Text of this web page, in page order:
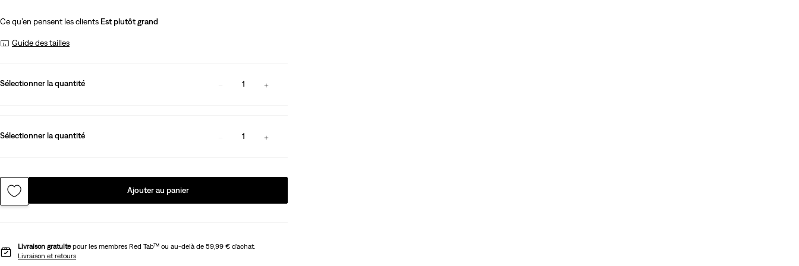
Ce qu’en pensent les clients Est plutôt grand
Guide des tailles
Sélectionner la quantité 1
Sélectionner la quantité 1
Ajouter au panier
Livraison gratuitepour les membres Red Tab™ ou au-delà de 59,99 € d’achat.
Livraison et retours